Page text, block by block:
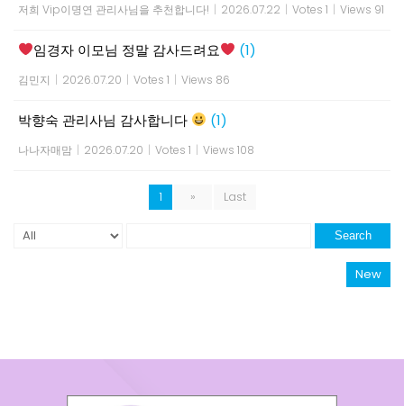
저희 Vip이명연 관리사님을 추천합니다! | 2026.07.22 | Votes 1 | Views 91
임경자 이모님 정말 감사드려요 (1)
김민지 | 2026.07.20 | Votes 1 | Views 86
박향숙 관리사님 감사합니다 (1)
나나자매맘 | 2026.07.20 | Votes 1 | Views 108
1 » Last
Search
New